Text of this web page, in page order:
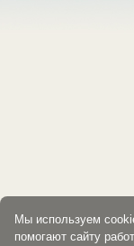
Мы используем
помогают сайту